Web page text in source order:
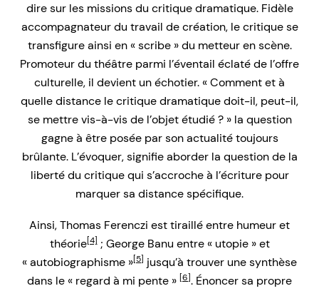
dire sur les missions du critique dramatique. Fidèle
accompagnateur du travail de création, le critique se
transfigure ainsi en « scribe » du metteur en scène.
Promoteur du théâtre parmi l’éventail éclaté de l’offre
culturelle, il devient un échotier. « Comment et à
quelle distance le critique dramatique doit-il, peut-il,
se mettre vis-à-vis de l’objet étudié ? » la question
gagne à être posée par son actualité toujours
brûlante. L’évoquer, signifie aborder la question de la
liberté du critique qui s’accroche à l’écriture pour
marquer sa distance spécifique.
Ainsi, Thomas Ferenczi est tiraillé entre humeur et
théorie[4]; George Banu entre « utopie » et
« autobiographisme »[5] jusqu’à trouver une synthèse
dans le « regard à mi pente » [6]. Énoncer sa propre